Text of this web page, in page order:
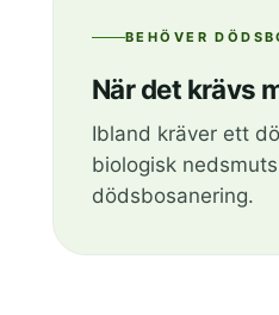
BEHÖVER
När det krävs
Ibland kräver ett
biologisk
dödsbosanering.